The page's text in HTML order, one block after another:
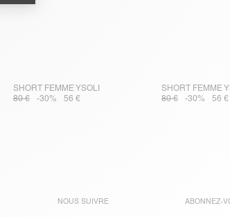
SHORT FEMME YSOLI
80 €
-30% 56 €
SHORT FEMME
80 €
-30% 56 €
NOUS SUIVRE ABONNEZ-